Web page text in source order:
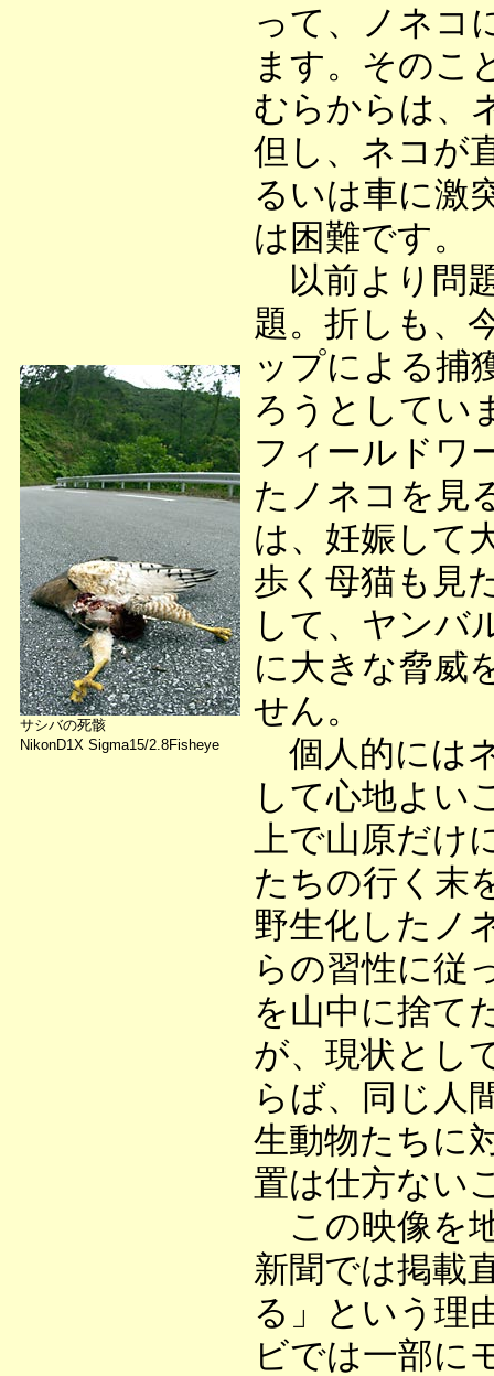
サシバの死骸
NikonD1X Sigma15/2.8Fisheye
って、ノネコ
ます。そのこ
むらからは、
但し、ネコが
るいは車に激
は困難です。
以前より問
題。折しも、
ップによる捕
ろうとしてい
フィールドワ
たノネコを見
は、妊娠して
歩く母猫も見
して、ヤンバ
に大きな脅威
せん。
個人的には
して心地よい
上で山原だけ
たちの行く末
野生化したノ
らの習性に従
を山中に捨て
が、現状とし
らば、同じ人
生動物たちに
置は仕方ない
この映像を
新聞では掲載
る」という理
ビでは一部に